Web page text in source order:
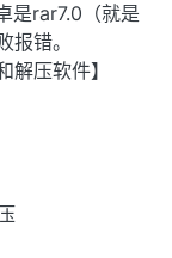
是rar7.0（就是
错。
解压软件】